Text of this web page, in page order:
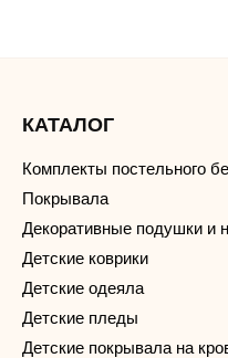
КАТАЛОГ
Комплекты постельного
Покрывала
Декоративные подушки и
Детские коврики
Детские одеяла
Детские пледы
Детские покрывала на